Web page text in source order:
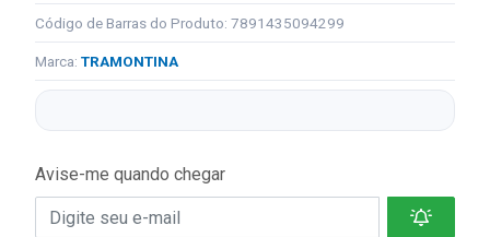
Código de Barras do Produto: 7891435094299
Marca: TRAMONTINA
Avise-me quando chegar